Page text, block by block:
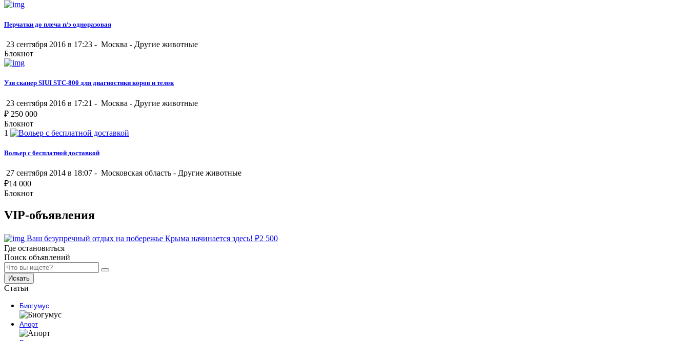
Перчатки до плеча п/э одноразовая
23 сентября 2016 в 17:23 - Москва - Другие животные
Блокнот
Узи сканер SIUI STC-800 для диагностики коров и телок
23 сентября 2016 в 17:21 - Москва - Другие животные
₽ 250 000
Блокнот
1
Вольер с бесплатной доставкой
27 сентября 2014 в 18:07 - Московская область - Другие животные
₽14 000
Блокнот
VIP-объявления
Ваш безупречный отдых на побережье Крыма начинается здесь! ₽2 500
Где остановиться
Поиск объявлений
Искать
Статьи
Биогумус
Апорт